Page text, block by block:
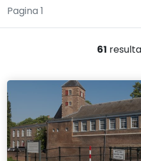
Pagina 1
61